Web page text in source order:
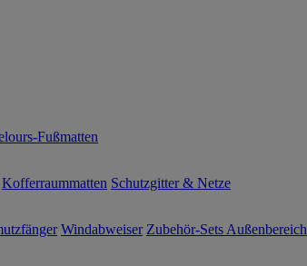
Fußmatten
Kofferraummatten Schutzgitter & Netze
Windabweiser Zubehör-Sets Außenbereich